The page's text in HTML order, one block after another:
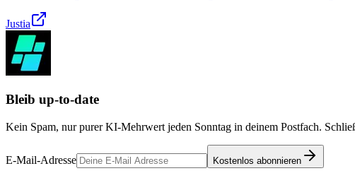
Justia
Bleib up-to-date
Kein Spam, nur purer KI-Mehrwert jeden Sonntag in deinem Postfach.
E-Mail-Adresse Kostenlos abonnieren